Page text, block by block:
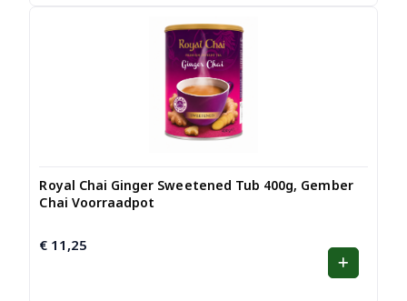
Royal Chai Ginger Sweetened Tub 400g, Gember
Chai Voorraadpot
€ 11,25